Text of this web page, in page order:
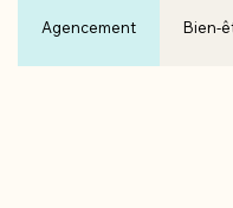
Agencement Bien-